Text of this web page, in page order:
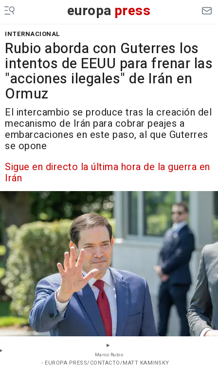
europa press
INTERNACIONAL
Rubio aborda con Guterres los
intentos de EEUU para frenar las
"acciones ilegales" de Irán en
Ormuz
El intercambio se produce tras la creación del
mecanismo de Irán para cobrar peajes a
embarcaciones en este paso, al que Guterres
se opone
Sigue en directo la última hora de la guerra en
Irán
Marco Rubio
- EUROPA PRESS/CONTACTO/MATT KAMINSKY